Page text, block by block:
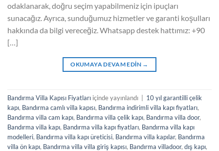
odaklanarak, doğru seçim yapabilmeniz için ipuçları
sunacağız. Ayrıca, sunduğumuz hizmetler ve garanti koşulları
hakkında da bilgi vereceğiz. Whatsapp destek hattımız: +90
[…]
OKUMAYA DEVAM EDIN →
Bandırma Villa Kapısı Fiyatları içinde yayınlandı
10 yıl garantilli çelik
kapı, Bandırma camlı villa kapısı, Bandırma indirimli villa kapı fiyatları,
Bandırma villa cam kapı, Bandırma villa çelik kapı, Bandırma villa door,
Bandırma villa kapı, Bandırma villa kapı fiyatları, Bandırma villa kapı
modelleri, Bandırma villa kapı üreticisi, Bandırma villa kapılar, Bandırma
villa ön kapı, Bandırma villa villa giriş kapısı, Bandırma villadoor, dış kapı,